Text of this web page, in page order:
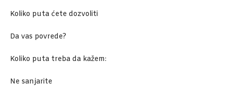
Koliko puta ćete dozvoliti
Da vas povrede?
Koliko puta treba da kažem:
Ne sanjarite